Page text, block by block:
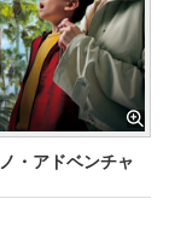
・アドベンチャ